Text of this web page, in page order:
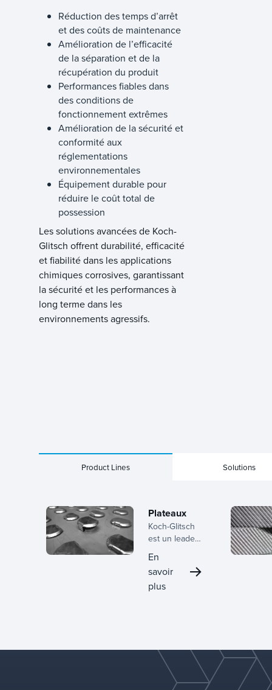
Réduction des temps d’arrêt
et des coûts de maintenance
Amélioration de l’efficacité
de la séparation et de la
récupération du produit
Performances fiables dans
des conditions de
fonctionnement extrêmes
Amélioration de la sécurité et
conformité aux
réglementations
environnementales
Équipement durable pour
réduire le coût total de
possession
Les solutions avancées de Koch-
Glitsch offrent durabilité, efficacité
et fiabilité dans les applications
chimiques corrosives, garantissant
la sécurité et les performances à
long terme dans les
environnements agressifs.
Product Lines Solutions
Plateaux
Koch-Glitsch
est un leader
mondial de la
technologie
des plateaux,
offrant une
panneaux
actifs, les
configurations
En
savoir
plus